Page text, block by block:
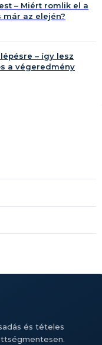
– Miért romlik el a
az elején?
– így lesz
a végeredmény
és tételes